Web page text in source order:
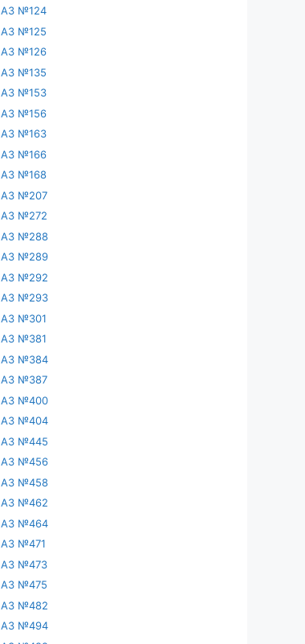
АЗ №124
АЗ №125
АЗ №126
АЗ №135
АЗ №153
АЗ №156
АЗ №163
АЗ №166
АЗ №168
АЗ №207
АЗ №272
АЗ №288
АЗ №289
АЗ №292
АЗ №293
АЗ №301
АЗ №381
АЗ №384
АЗ №387
АЗ №400
АЗ №404
АЗ №445
АЗ №456
АЗ №458
АЗ №462
АЗ №464
АЗ №471
АЗ №473
АЗ №475
АЗ №482
АЗ №494